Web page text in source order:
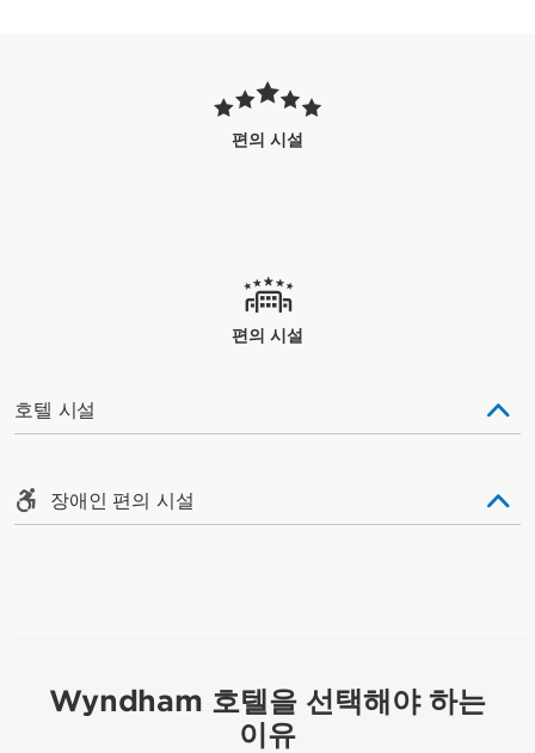
편의 시설
편의 시설
호텔 시설
장애인 편의 시설
Wyndham 호텔을 선택해야 하는
이유